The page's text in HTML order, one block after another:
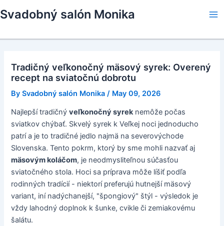
to
Svadobný salón Monika
Tradičný veľkonočný mäsový syrek: Overený
recept na sviatočnú dobrotu
BySvadobný salón Monika / May 09, 2026
Najlepší tradičnýveľkonočný syreknemôže počas
sviatkov chýbať. Skvelý syrek k Veľkej noci jednoducho
patrí a je to tradičné jedlo najmä na severovýchode
Slovenska. Tento pokrm, ktorý by sme mohli nazvať aj
mäsovým koláčom, je neodmysliteľnou súčasťou
sviatočného stola. Hoci sa príprava môže líšiť podľa
rodinných tradícií - niektorí preferujú hutnejší mäsový
variant, iní nadýchanejší, "špongiový" štýl - výsledok je
vždy lahodný doplnok k šunke, cvikle či zemiakovému
šalátu.